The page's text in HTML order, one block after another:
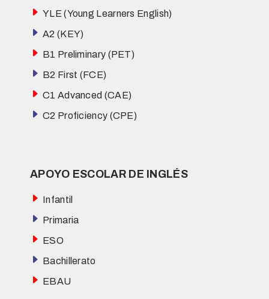
YLE (Young Learners English)
A2 (KEY)
B1 Preliminary (PET)
B2 First (FCE)
C1 Advanced (CAE)
C2 Proficiency (CPE)
APOYO ESCOLAR DE INGLÉS
Infantil
Primaria
ESO
Bachillerato
EBAU